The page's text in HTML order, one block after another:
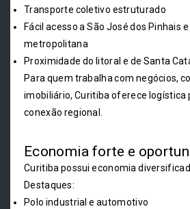
Transporte coletivo estruturado
Fácil acesso a São José dos Pinhais
metropolitana
Proximidade do litoral e de Santa
Para quem trabalha com negócios,
imobiliário, Curitiba oferece logística
conexão regional.
Economia forte e
Curitiba possui economia
Destaques:
Polo industrial e automotivo